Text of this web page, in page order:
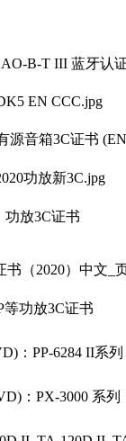
B-T III 蓝牙认
源音箱3C证书
功放3C证书
等功放3C证书
： PP-6284 II系列
： PX-3000 系列